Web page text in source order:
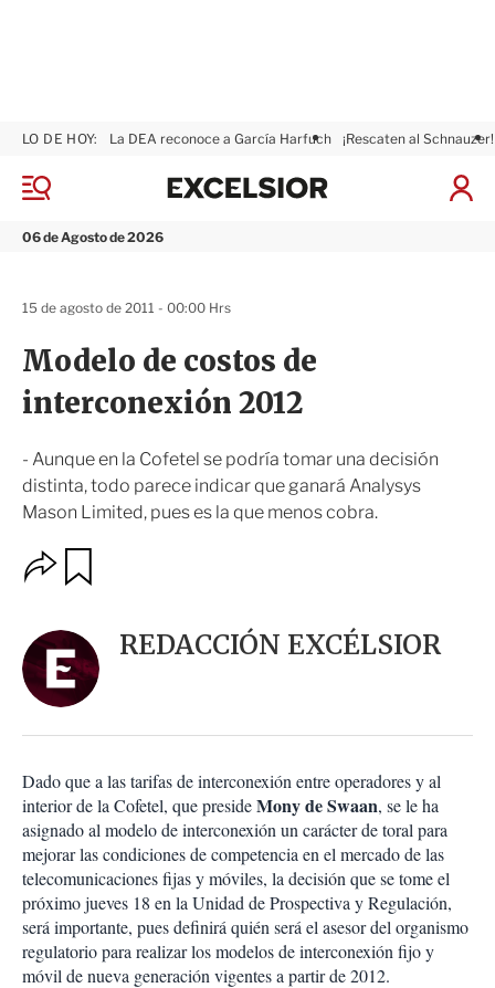
M
n
06 de Agosto de 2026
LO DE HOY: La DEA reconoce a García Harfuch ¡Rescaten al Schnauzer!
I
x
Modelo de costos de
interconexión 2012
- Aunque en la Cofetel se podría tomar una decisión
distinta, todo parece indicar que ganará Analysys
Mason Limited, pues es la que menos cobra.
15 de agosto de 2011 - 00:00 Hrs
O
p
n
e
s
o
m
p
a
r
i
r
a
r
REDACCIÓN EXCÉLSIOR
Dado que a las tarifas de interconexión entre operadores y al
interior de la Cofetel, que presideMony de Swaan, se le ha
asignado al modelo de interconexión un carácter de toral para
mejorar las condiciones de competencia en el mercado de las
telecomunicaciones fijas y móviles, la decisión que se tome el
próximo jueves 18 en la Unidad de Prospectiva y Regulación,
será importante, pues definirá quién será el asesor del organismo
regulatorio para realizar los modelos de interconexión fijo y
móvil de nueva generación vigentes a partir de 2012.